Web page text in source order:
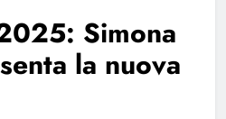
Simona
la nuova